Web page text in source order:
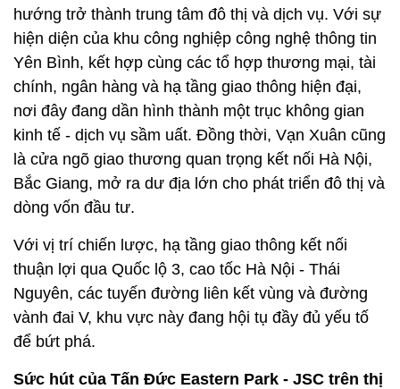
hướng trở thành trung tâm đô thị và dịch vụ. Với sự
hiện diện của khu công nghiệp công nghệ thông tin
Yên Bình, kết hợp cùng các tổ hợp thương mại, tài
chính, ngân hàng và hạ tầng giao thông hiện đại,
nơi đây đang dần hình thành một trục không gian
kinh tế - dịch vụ sầm uất. Đồng thời, Vạn Xuân cũng
là cửa ngõ giao thương quan trọng kết nối Hà Nội,
Bắc Giang, mở ra dư địa lớn cho phát triển đô thị và
dòng vốn đầu tư.
Với vị trí chiến lược, hạ tầng giao thông kết nối
thuận lợi qua Quốc lộ 3, cao tốc Hà Nội - Thái
Nguyên, các tuyến đường liên kết vùng và đường
vành đai V, khu vực này đang hội tụ đầy đủ yếu tố
để bứt phá.
Sức hút của Tấn Đức Eastern Park - JSC trên thị